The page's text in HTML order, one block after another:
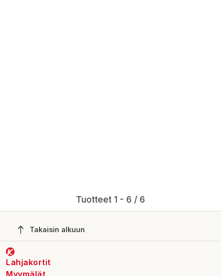
Tuotteet 1 - 6 / 6
Takaisin alkuun
Lahjakortit
Myymälät